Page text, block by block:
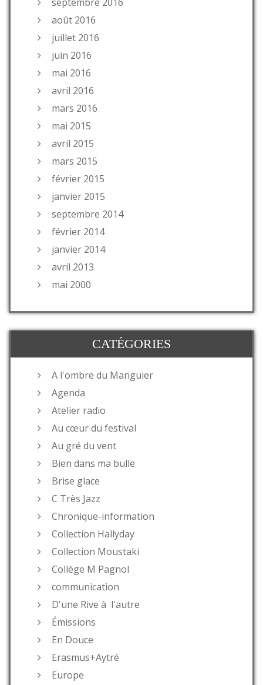
août 2016
juillet 2016
juin 2016
mai 2016
avril 2016
mars 2016
mai 2015
avril 2015
mars 2015
février 2015
janvier 2015
septembre 2014
février 2014
janvier 2014
avril 2013
mai 2000
CATÉGORIES
A l'ombre du Manguier
Agenda
Atelier radio
Au cœur du festival
Au gré du vent
Bien dans ma bulle
Brise glace
C Très Jazz
Chronique-information
Collection Hallyday
Collection Moustaki
Collège M Pagnol
communication
D'une Rive à l'autre
Émissions
En Douce
Erasmus+Aytré
Europe